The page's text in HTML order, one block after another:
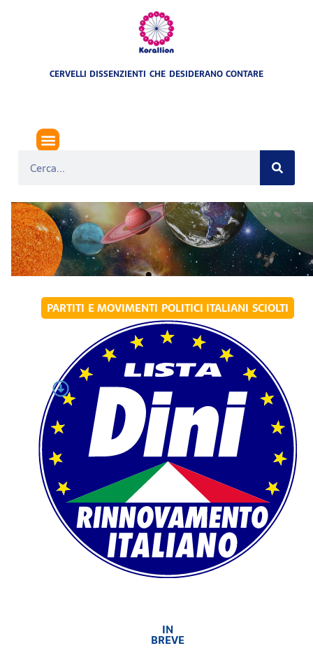
CERVELLI DISSENZIENTI CHE DESIDERANO CONTARE
PARTITI E MOVIMENTI POLITICI ITALIANI SCIOLTI
IN
BREVE